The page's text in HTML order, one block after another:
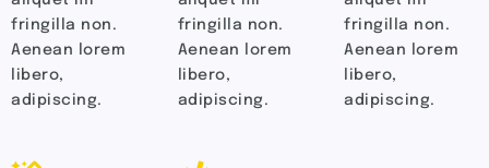
fringilla non.
Aenean lorem
libero,
adipiscing.
fringilla non.
Aenean lorem
libero,
adipiscing.
fringilla non.
Aenean lorem
libero,
adipiscing.